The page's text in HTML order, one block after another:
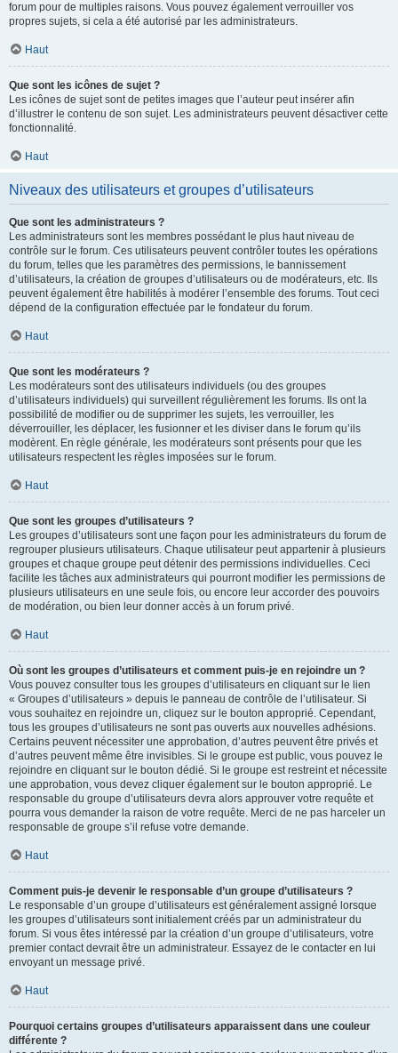
forum pour de multiples raisons. Vous pouvez également verrouiller vos
propres sujets, si cela a été autorisé par les administrateurs.
Haut
Que sont les icônes de sujet ?
Les icônes de sujet sont de petites images que l’auteur peut insérer afin
d’illustrer le contenu de son sujet. Les administrateurs peuvent désactiver cette
fonctionnalité.
Haut
Niveaux des utilisateurs et groupes d’utilisateurs
Que sont les administrateurs ?
Les administrateurs sont les membres possédant le plus haut niveau de
contrôle sur le forum. Ces utilisateurs peuvent contrôler toutes les opérations
du forum, telles que les paramètres des permissions, le bannissement
d’utilisateurs, la création de groupes d’utilisateurs ou de modérateurs, etc. Ils
peuvent également être habilités à modérer l’ensemble des forums. Tout ceci
dépend de la configuration effectuée par le fondateur du forum.
Haut
Que sont les modérateurs ?
Les modérateurs sont des utilisateurs individuels (ou des groupes
d’utilisateurs individuels) qui surveillent régulièrement les forums. Ils ont la
possibilité de modifier ou de supprimer les sujets, les verrouiller, les
déverrouiller, les déplacer, les fusionner et les diviser dans le forum qu’ils
modèrent. En règle générale, les modérateurs sont présents pour que les
utilisateurs respectent les règles imposées sur le forum.
Haut
Que sont les groupes d’utilisateurs ?
Les groupes d’utilisateurs sont une façon pour les administrateurs du forum de
regrouper plusieurs utilisateurs. Chaque utilisateur peut appartenir à plusieurs
groupes et chaque groupe peut détenir des permissions individuelles. Ceci
facilite les tâches aux administrateurs qui pourront modifier les permissions de
plusieurs utilisateurs en une seule fois, ou encore leur accorder des pouvoirs
de modération, ou bien leur donner accès à un forum privé.
Haut
Où sont les groupes d’utilisateurs et comment puis-je en rejoindre un ?
Vous pouvez consulter tous les groupes d’utilisateurs en cliquant sur le lien
« Groupes d’utilisateurs » depuis le panneau de contrôle de l’utilisateur. Si
vous souhaitez en rejoindre un, cliquez sur le bouton approprié. Cependant,
tous les groupes d’utilisateurs ne sont pas ouverts aux nouvelles adhésions.
Certains peuvent nécessiter une approbation, d’autres peuvent être privés et
d’autres peuvent même être invisibles. Si le groupe est public, vous pouvez le
rejoindre en cliquant sur le bouton dédié. Si le groupe est restreint et nécessite
une approbation, vous devez cliquer également sur le bouton approprié. Le
responsable du groupe d’utilisateurs devra alors approuver votre requête et
pourra vous demander la raison de votre requête. Merci de ne pas harceler un
responsable de groupe s’il refuse votre demande.
Haut
Comment puis-je devenir le responsable d’un groupe d’utilisateurs ?
Le responsable d’un groupe d’utilisateurs est généralement assigné lorsque
les groupes d’utilisateurs sont initialement créés par un administrateur du
forum. Si vous êtes intéressé par la création d’un groupe d’utilisateurs, votre
premier contact devrait être un administrateur. Essayez de le contacter en lui
envoyant un message privé.
Haut
Pourquoi certains groupes d’utilisateurs apparaissent dans une couleur
différente ?